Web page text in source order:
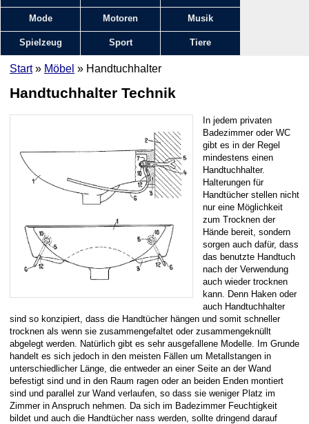
Mode Motoren Musik
Spielzeug Sport Tiere
Start» Möbel » Handtuchhalter
Handtuchhalter Technik
In jedem privaten
Badezimmer oder WC
gibt es in der Regel
mindestens einen
Handtuchhalter.
Halterungen für
Handtücher stellen nicht
nur eine Möglichkeit
zum Trocknen der
Hände bereit, sondern
sorgen auch dafür, dass
das benutzte Handtuch
nach der Verwendung
auch wieder trocknen
kann. Denn Haken oder
auch Handtuchhalter
sind so konzipiert, dass die Handtücher hängen und somit schneller
trocknen als wenn sie zusammengefaltet oder zusammengeknüllt
abgelegt werden. Natürlich gibt es sehr ausgefallene Modelle. Im Grunde
handelt es sich jedoch in den meisten Fällen um Metallstangen in
unterschiedlicher Länge, die entweder an einer Seite an der Wand
befestigt sind und in den Raum ragen oder an beiden Enden montiert
sind und parallel zur Wand verlaufen, so dass sie weniger Platz im
Zimmer in Anspruch nehmen. Da sich im Badezimmer Feuchtigkeit
bildet und auch die Handtücher nass werden, sollte dringend darauf